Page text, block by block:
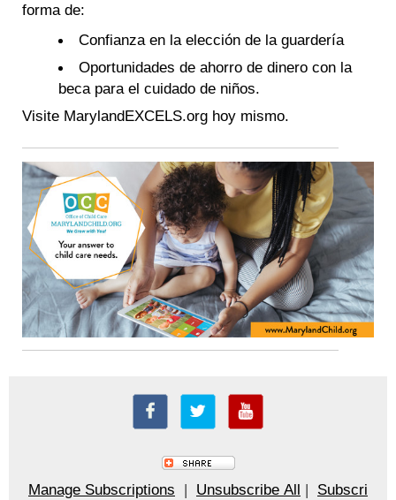
forma de:
Confianza en la elección de la guardería
Oportunidades de ahorro de dinero con la
beca para el cuidado de niños.
Visite MarylandEXCELS.org hoy mismo.
Manage Subscriptions | Unsubscribe All | Subscri